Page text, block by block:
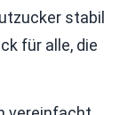
stabil
für alle, die